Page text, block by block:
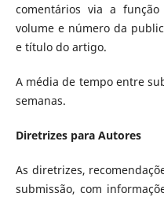
comentários via a
volume e número da
e título do artigo.
A média de tempo entre
semanas.
Diretrizes para Autores
As diretrizes,
submissão, com